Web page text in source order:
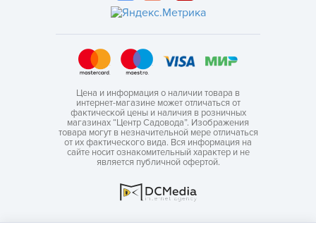
Цена и информация о наличии товара в
интернет-магазине может отличаться от
фактической цены и наличия в розничных
магазинах “Центр Садовода”. Изображения
товара могут в незначительной мере отличаться
от их фактического вида. Вся информация на
сайте носит ознакомительный характер и не
является публичной офертой.